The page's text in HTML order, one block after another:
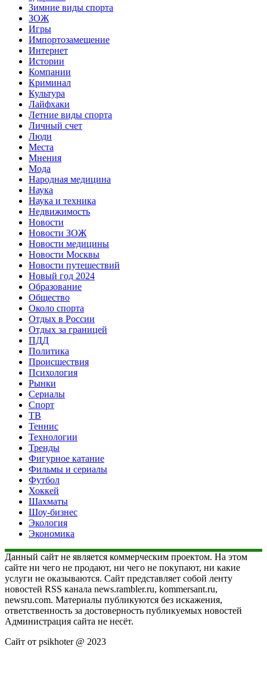
Зимние виды спорта
ЗОЖ
Игры
Импортозамещение
Интернет
Истории
Компании
Криминал
Культура
Лайфхаки
Летние виды спорта
Личный счет
Люди
Места
Мнения
Мода
Народная медицина
Наука
Наука и техника
Недвижимость
Новости
Новости ЗОЖ
Новости медицины
Новости Москвы
Новости путешествий
Новый год 2024
Образование
Общество
Около спорта
Отдых в России
Отдых за границей
ПДД
Политика
Происшествия
Психология
Рынки
Сериалы
Спорт
ТВ
Теннис
Технологии
Тренды
Фигурное катание
Фильмы и сериалы
Футбол
Хоккей
Шахматы
Шоу-бизнес
Экология
Экономика
Данный сайт не является коммерческим проектом. На этом
сайте ни чего не продают, ни чего не покупают, ни какие
услуги не оказываются. Сайт представляет собой ленту
новостей RSS канала news.rambler.ru, kommersant.ru,
newsru.com. Материалы публикуются без искажения,
ответственность за достоверность публикуемых новостей
Администрация сайта не несёт.
Сайт от psikhoter @ 2023